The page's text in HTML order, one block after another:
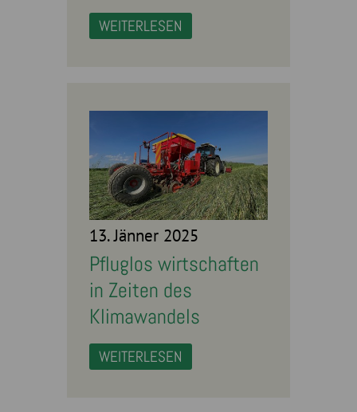
WEITERLESEN
13. Jänner 2025
Pfluglos wirtschaften
in Zeiten des
Klimawandels
WEITERLESEN